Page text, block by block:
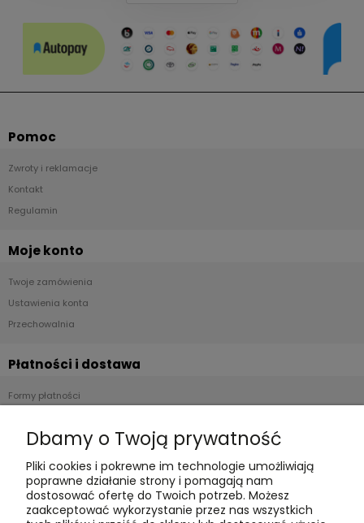
Pomoc
Zwroty i reklamacje
Kontakt
Regulamin
Moje konto
Twoje zamówienia
Ustawienia konta
Przechowalnia
Płatności i dostawa
Formy płatności
Polityka cookies
Polityka prywatności
Dbamy o Twoją prywatność
Pliki cookies i pokrewne im technologie umożliwiają
poprawne działanie strony i pomagają nam
dostosować ofertę do Twoich potrzeb. Możesz
zaakceptować wykorzystanie przez nas wszystkich